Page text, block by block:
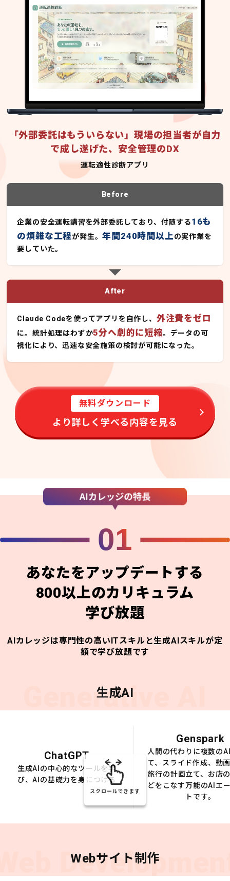
「外部委託はもういらない」現場の担当者が自力
で成し遂げた、安全管理のDX
運転適性診断アプリ
Before
企業の安全運転講習を外部委託しており、付随する16も
の煩雑な工程が発生。年間240時間以上の実作業を
要していた。
After
Claude Codeを使ってアプリを自作し、 外注費をゼロ
に。統計処理はわずか5分へ劇的に短縮。データの可
視化により、迅速な安全施策の検討が可能になった。
無料ダウンロード
より詳しく学べる内容を見る
01
あなたをアップデートする
800以上のカリキュラム
学び放題
AIカレッジは専門性の高いITスキルと生成AIスキルが定
額で学び放題です
Generative AI
生成AI
ChatGPT
生成AIの中心的なツールを学
び、AIの基礎力を身につける
Genspark
人間の代わりに複数の
て、スライド作成、動
旅行の計画立て、お店
どをこなす万能のAIエ
トです。
スクロールできます
Webサイト制作